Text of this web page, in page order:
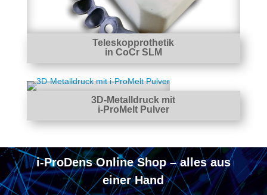
Teleskopprothetik
in CoCr SLM
3D-Metalldruck mit
i-ProMelt Pulver
i-ProDens Online Shop – alles aus
einer Hand